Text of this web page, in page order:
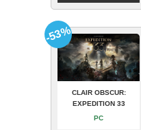
CLAIR OBSCUR:
EXPEDITION 33
PC
-53%